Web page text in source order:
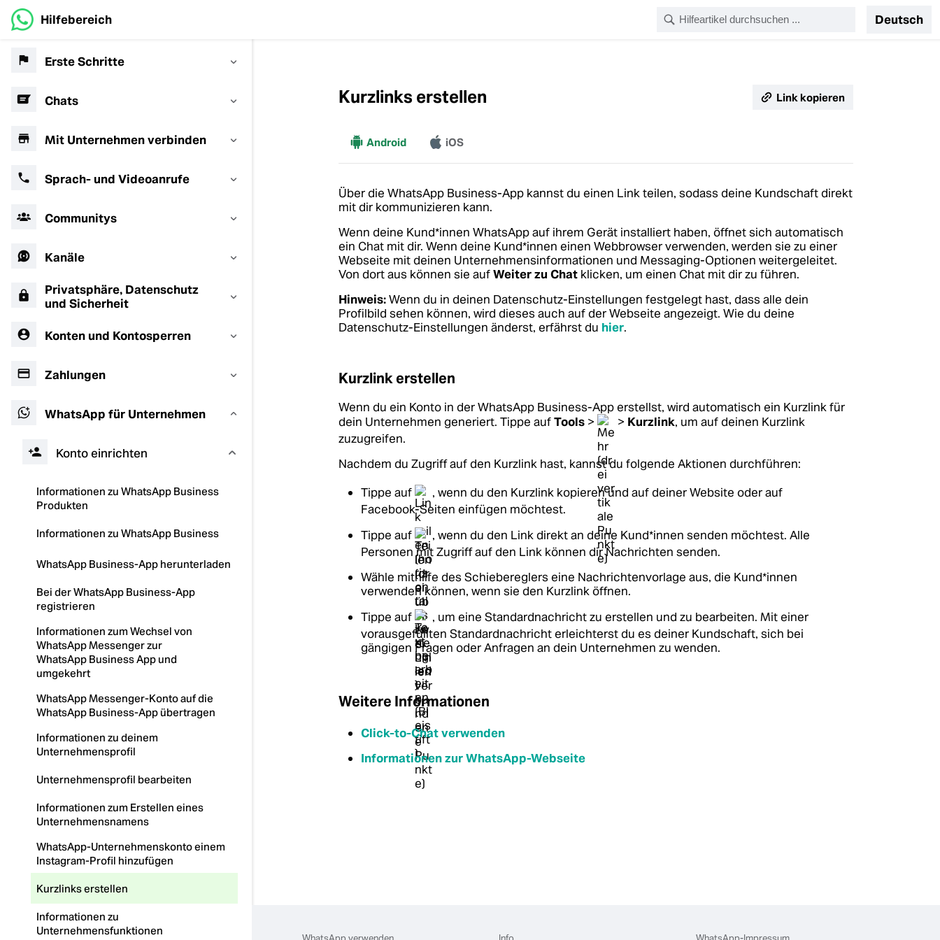
Hilfebereich Deutsch
Erste Schritte
Chats
Mit Unternehmen verbinden
Sprach- und Videoanrufe
Communitys
Kanäle
Privatsphäre, Datenschutz
und Sicherheit
Konten und Kontosperren
Zahlungen
WhatsApp für Unternehmen
Konto einrichten
Informationen zu WhatsApp Business
Produkten
Informationen zu WhatsApp Business
WhatsApp Business-App herunterladen
Bei der WhatsApp Business-App
registrieren
Informationen zum Wechsel von
WhatsApp Messenger zur
WhatsApp Business App und
umgekehrt
WhatsApp Messenger-Konto auf die
WhatsApp Business-App übertragen
Informationen zu deinem
Unternehmensprofil
Unternehmensprofil bearbeiten
Informationen zum Erstellen eines
Unternehmensnamens
WhatsApp-Unternehmenskonto einem
Instagram-Profil hinzufügen
Kurzlinks erstellen
Informationen zu
Unternehmensfunktionen
Kurzlinks erstellen Link kopieren
MehrAndroid iOS
Über die WhatsApp Business-App kannst du einen Link teilen, sodass deine Kundschaft direkt
mit dir kommunizieren kann.
Wenn deine Kund*innen WhatsApp auf ihrem Gerät installiert haben, öffnet sich automatisch
ein Chat mit dir. Wenn deine Kund*innen einen Webbrowser verwenden, werden sie zu einer
Webseite mit deinen Unternehmensinformationen und Messaging-Optionen weitergeleitet.
Von dort aus können sie aufWeiter zu Chat klicken, um einen Chat mit dir zu führen.
Hinweis:Wenn du in deinen Datenschutz-Einstellungen festgelegt hast, dass alle dein
Profilbild sehen können, wird dieses auch auf der Webseite angezeigt. Wie du deine
Datenschutz-Einstellungen änderst, erfährst du hier.
Kurzlink erstellen
Wenn du ein Konto in der WhatsApp Business-App erstellst, wird automatisch ein Kurzlink für
dein Unternehmen generiert. Tippe aufTools > > Kurzlink, um auf deinen Kurzlink
zuzugreifen.
Nachdem du Zugriff auf den Kurzlink hast, kannst du folgende Aktionen durchführen:
Tippe auf
, wenn du den Kurzlink kopieren und auf deiner Website oder auf
Facebook-Seiten einfügen möchtest.
Tippe auf
, wenn du den Link direkt an deine Kund*innen senden möchtest. Alle
Personen mit Zugriff auf den Link können dir Nachrichten senden.
Wähle mithilfe des Schiebereglers eine Nachrichtenvorlage aus, die Kund*innen
verwenden können, wenn sie den Kurzlink öffnen.
Tippe auf
, um eine Standardnachricht zu erstellen und zu bearbeiten. Mit einer
vorausgefüllten Standardnachricht erleichterst du es deiner Kundschaft, sich bei
gängigen Fragen oder Anfragen an dein Unternehmen zu wenden.
Weitere Informationen
Click-to-Chat verwenden
Informationen zur WhatsApp-Webseite